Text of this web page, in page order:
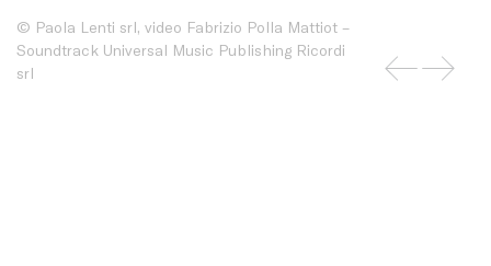
© Paola Lenti srl, video Fabrizio Polla Mattiot –
Soundtrack Universal Music Publishing Ricordi
srl